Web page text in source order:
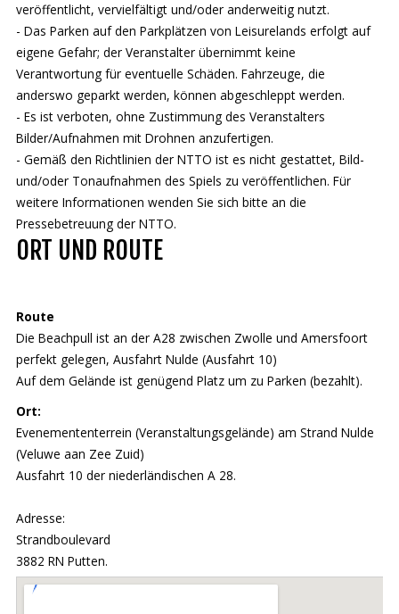
veröffentlicht, vervielfältigt und/oder anderweitig nutzt.
- Das Parken auf den Parkplätzen von Leisurelands erfolgt auf
eigene Gefahr; der Veranstalter übernimmt keine
Verantwortung für eventuelle Schäden. Fahrzeuge, die
anderswo geparkt werden, können abgeschleppt werden.
- Es ist verboten, ohne Zustimmung des Veranstalters
Bilder/Aufnahmen mit Drohnen anzufertigen.
- Gemäß den Richtlinien der NTTO ist es nicht gestattet, Bild-
und/oder Tonaufnahmen des Spiels zu veröffentlichen. Für
weitere Informationen wenden Sie sich bitte an die
Pressebetreuung der NTTO.
ORT UND ROUTE
Route
Die Beachpull ist an der A28 zwischen Zwolle und Amersfoort
perfekt gelegen, Ausfahrt Nulde (Ausfahrt 10)
Auf dem Gelände ist genügend Platz um zu Parken (bezahlt).
Ort:
Evenemententerrein (Veranstaltungsgelände) am Strand Nulde
(Veluwe aan Zee Zuid)
Ausfahrt 10 der niederländischen A 28.
Adresse:
Strandboulevard
3882 RN Putten.